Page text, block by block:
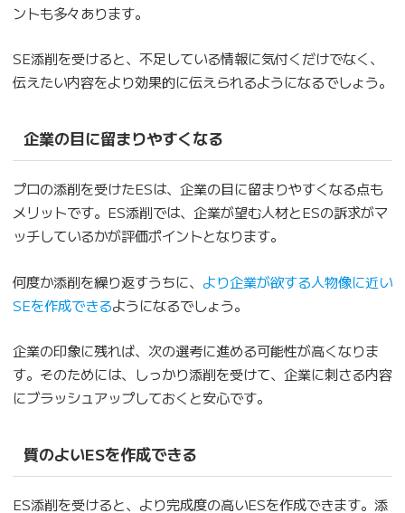
ントも多々あります。
SE添削を受けると、不足している情報に気付くだけでなく、
伝えたい内容をより効果的に伝えられるようになるでしょう。
企業の目に留まりやすくなる
プロの添削を受けたESは、企業の目に留まりやすくなる点も
メリットです。ES添削では、企業が望む人材とESの訴求がマ
ッチしているかが評価ポイントとなります。
何度か添削を繰り返すうちに、 より企業が欲する人物像に近い
SEを作成できるようになるでしょう。
企業の印象に残れば、次の選考に進める可能性が高くなりま
す。そのためには、しっかり添削を受けて、企業に刺さる内容
にブラッシュアップしておくと安心です。
質のよいESを作成できる
ES添削を受けると、より完成度の高いESを作成できます。添